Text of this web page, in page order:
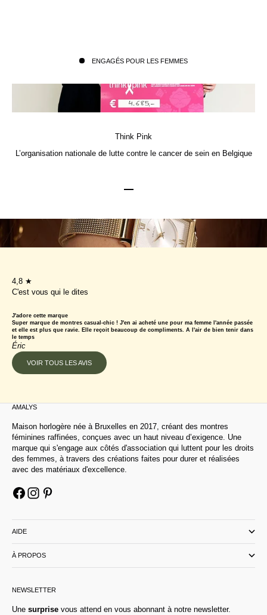
ENGAGÉS POUR LES FEMMES
Think Pink
L’organisation nationale de lutte contre le cancer de sein en Belgique
4,8 ★
C'est vous qui le dites
J'adore cette marque
Super marque de montres casual-chic ! J'en ai acheté une pour ma femme l'année passée
et elle est plus que ravie. Elle reçoit beaucoup de compliments. A l'air de bien tenir dans
le temps
Éric
VOIR TOUS LES AVIS
AMALYS
Maison horlogère née à Bruxelles en 2017, créant des montres
féminines raffinées, conçues avec un haut niveau d’exigence. Une
marque qui s'engage aux côtés d'association qui luttent pour les droits
des femmes, à travers des créations faites pour durer et réalisées
avec des matériaux d'excellence.
AIDE
À PROPOS
NEWSLETTER
Une surprise vous attend en vous abonnant à notre newsletter.